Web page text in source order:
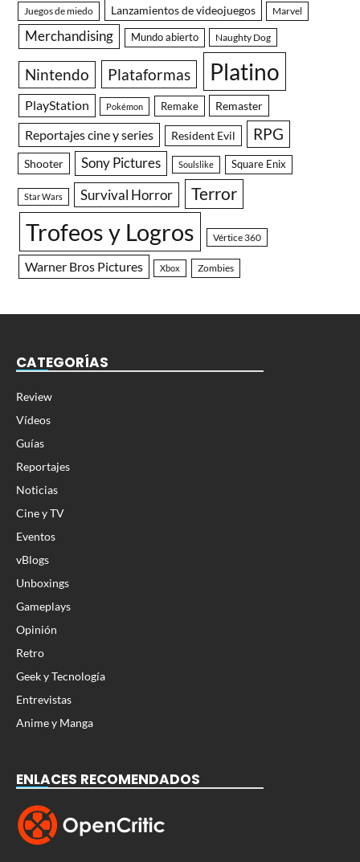
Juegos de miedo Lanzamientos de videojuegos Marvel
Merchandising Mundo abierto Naughty Dog
Nintendo Plataformas Platino
PlayStation Pokémon Remake Remaster
Reportajes cine y series Resident Evil RPG
Shooter Sony Pictures Soulslike Square Enix
Star Wars Survival Horror Terror
Trofeos y Logros Vértice 360
Warner Bros Pictures Xbox Zombies
CATEGORÍAS
Review
Vídeos
Guías
Reportajes
Noticias
Cine y TV
Eventos
vBlogs
Unboxings
Gameplays
Opinión
Retro
Geek y Tecnología
Entrevistas
Anime y Manga
ENLACES RECOMENDADOS